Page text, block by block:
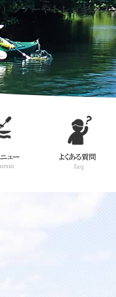
ツアーやトレッキン